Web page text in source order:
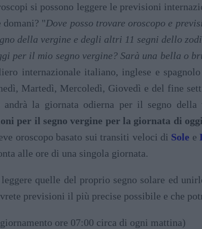
si possono leggere le previsioni
domani? "Dove posso trovare oroscopo e
della vergine e degli altri 11 segni dello
per il mio segno vergine? Sarà una bella o
internazionale italiano, inglese e
Martedì, Mercoledì, Giovedì e del fine
andrà la giornata odierna per il segno della
per il segno vergine per la giornata di
oroscopo basato sui transiti veloci di Sole e
alle ore di una singola giornata.
quelle del proprio segno solare ed
previsioni il più precise possibile e che
ore 07:00 circa di ogni mattina)